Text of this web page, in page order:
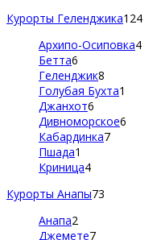
Курорты Геленджика124
Архипо-Осиповка4
Бетта6
Геленджик8
Голубая Бухта1
Джанхот6
Дивноморское6
Кабардинка7
Пшада1
Криница4
Курорты Анапы73
Анапа2
Джемете7